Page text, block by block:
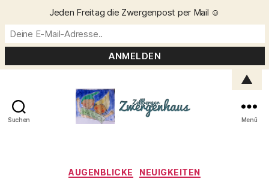
Suchen Menü
Kategorien
AUGENBLICKE NEUIGKEITEN
V
Jeden Freitag die Zwergenpost per Mail ☺️
▲